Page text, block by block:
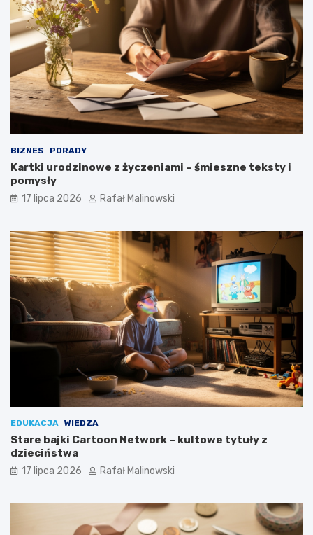
BIZNES PORADY
Kartki urodzinowe z życzeniami – śmieszne teksty i
pomysły
17 lipca 2026 Rafał Malinowski
EDUKACJA WIEDZA
Stare bajki Cartoon Network – kultowe tytuły z
dzieciństwa
17 lipca 2026 Rafał Malinowski